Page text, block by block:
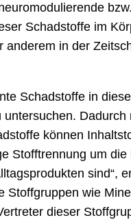
Schadstoffe im
in der
Schadstoffe in
können
Stofftrennung um
sind“,
Stoffgruppen wie
dieser